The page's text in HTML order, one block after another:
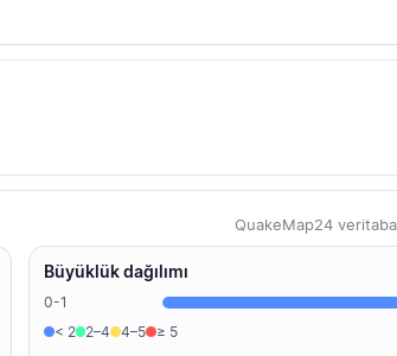
QuakeMap24
Büyüklük dağılımı
0-1
< 2
2–4 4–5 ≥ 5